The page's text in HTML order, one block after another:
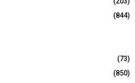
(844)
(73)
(850)